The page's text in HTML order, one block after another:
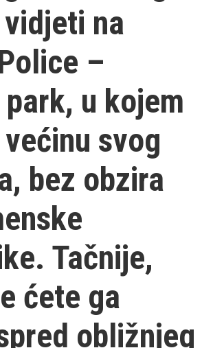
na
–
u kojem
svog
bez obzira
Tačnije,
ćete ga
obližnjeg